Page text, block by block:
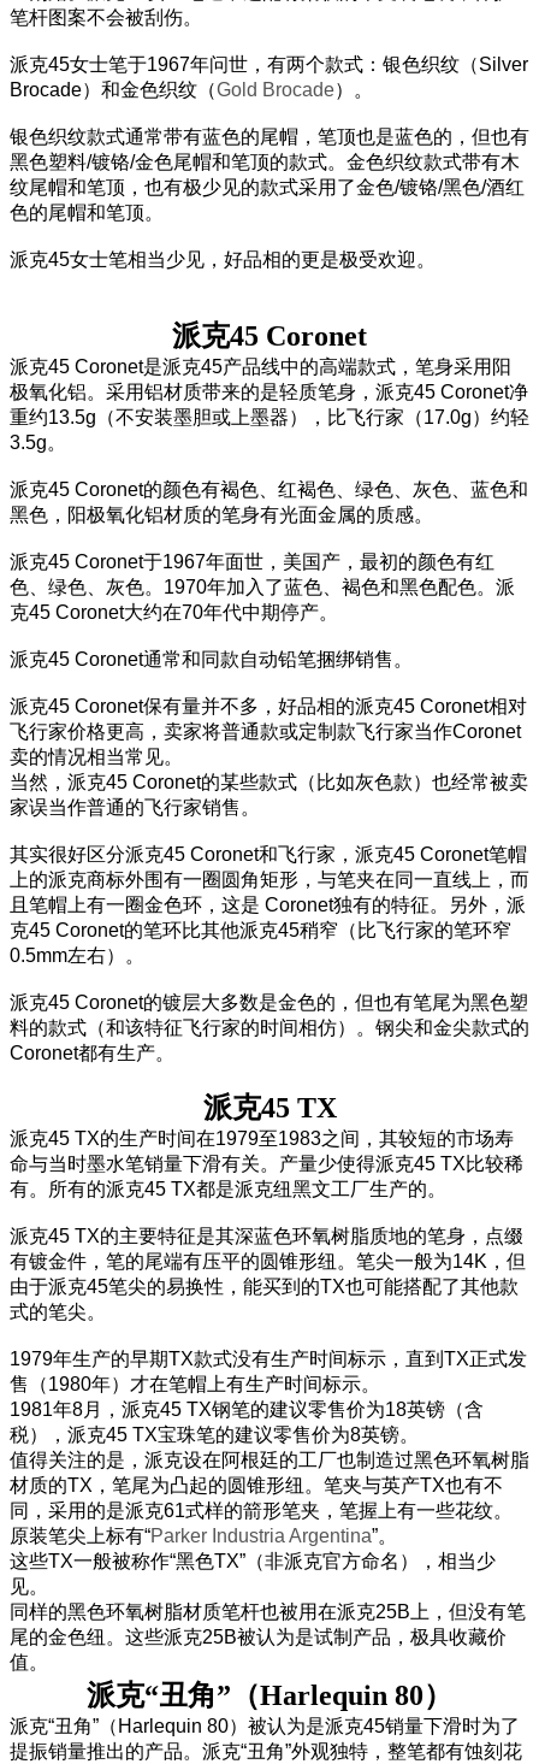
笔杆图案不会被刮伤。
派克45女士笔于1967年问世，有两个款式：银色织纹（Silver
Brocade）和金色织纹（Gold Brocade）。
银色织纹款式通常带有蓝色的尾帽，笔顶也是蓝色的，但也有
黑色塑料/镀铬/金色尾帽和笔顶的款式。金色织纹款式带有木
纹尾帽和笔顶，也有极少见的款式采用了金色/镀铬/黑色/酒红
色的尾帽和笔顶。
派克45女士笔相当少见，好品相的更是极受欢迎。
派克45 Coronet
派克45 Coronet是派克45产品线中的高端款式，笔身采用阳
极氧化铝。采用铝材质带来的是轻质笔身，派克45 Coronet净
重约13.5g（不安装墨胆或上墨器），比飞行家（17.0g）约轻
3.5g。
派克45 Coronet的颜色有褐色、红褐色、绿色、灰色、蓝色和
黑色，阳极氧化铝材质的笔身有光面金属的质感。
派克45 Coronet于1967年面世，美国产，最初的颜色有红
色、绿色、灰色。1970年加入了蓝色、褐色和黑色配色。派
克45 Coronet大约在70年代中期停产。
派克45 Coronet通常和同款自动铅笔捆绑销售。
派克45 Coronet保有量并不多，好品相的派克45 Coronet相对
飞行家价格更高，卖家将普通款或定制款飞行家当作Coronet
卖的情况相当常见。
当然，派克45 Coronet的某些款式（比如灰色款）也经常被卖
家误当作普通的飞行家销售。
其实很好区分派克45 Coronet和飞行家，派克45 Coronet笔帽
上的派克商标外围有一圈圆角矩形，与笔夹在同一直线上，而
且笔帽上有一圈金色环，这是 Coronet独有的特征。另外，派
克45 Coronet的笔环比其他派克45稍窄（比飞行家的笔环窄
0.5mm左右）。
派克45 Coronet的镀层大多数是金色的，但也有笔尾为黑色塑
料的款式（和该特征飞行家的时间相仿）。钢尖和金尖款式的
Coronet都有生产。
派克45 TX
派克45 TX的生产时间在1979至1983之间，其较短的市场寿
命与当时墨水笔销量下滑有关。产量少使得派克45 TX比较稀
有。所有的派克45 TX都是派克纽黑文工厂生产的。
派克45 TX的主要特征是其深蓝色环氧树脂质地的笔身，点缀
有镀金件，笔的尾端有压平的圆锥形纽。笔尖一般为14K，但
由于派克45笔尖的易换性，能买到的TX也可能搭配了其他款
式的笔尖。
1979年生产的早期TX款式没有生产时间标示，直到TX正式发
售（1980年）才在笔帽上有生产时间标示。
1981年8月，派克45 TX钢笔的建议零售价为18英镑（含
税），派克45 TX宝珠笔的建议零售价为8英镑。
值得关注的是，派克设在阿根廷的工厂也制造过黑色环氧树脂
材质的TX，笔尾为凸起的圆锥形纽。笔夹与英产TX也有不
同，采用的是派克61式样的箭形笔夹，笔握上有一些花纹。
原装笔尖上标有“Parker Industria Argentina”。
这些TX一般被称作“黑色TX”（非派克官方命名），相当少
见。
同样的黑色环氧树脂材质笔杆也被用在派克25B上，但没有笔
尾的金色纽。这些派克25B被认为是试制产品，极具收藏价
值。
派克“丑角”（Harlequin 80）
派克“丑角”（Harlequin 80）被认为是派克45销量下滑时为了
提振销量推出的产品。派克“丑角”外观独特，整笔都有蚀刻花